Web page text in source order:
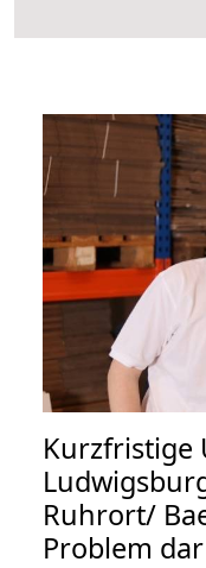
Kurzfristige
Ruhrort/
Problem dar